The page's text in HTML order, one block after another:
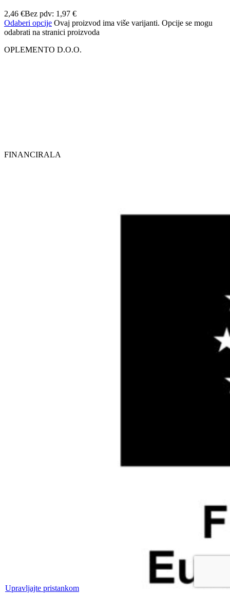
2,46 €Bez pdv: 1,97 €
Odaberi opcije Ovaj proizvod ima više varijanti. Opcije se mogu
odabrati na stranici proizvoda
OPLEMENTO D.O.O.
FINANCIRALA
Upravljajte pristankom